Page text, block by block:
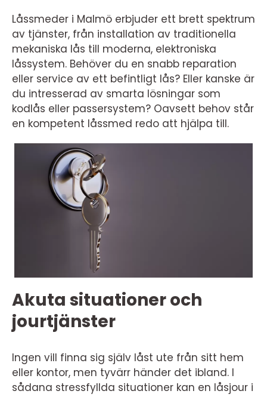
Låssmeder i Malmö erbjuder ett brett spektrum
av tjänster, från installation av traditionella
mekaniska lås till moderna, elektroniska
låssystem. Behöver du en snabb reparation
eller service av ett befintligt lås? Eller kanske är
du intresserad av smarta lösningar som
kodlås eller passersystem? Oavsett behov står
en kompetent låssmed redo att hjälpa till.
Akuta situationer och
jourtjänster
Ingen vill finna sig själv låst ute från sitt hem
eller kontor, men tyvärr händer det ibland. I
sådana stressfyllda situationer kan en låsjour i